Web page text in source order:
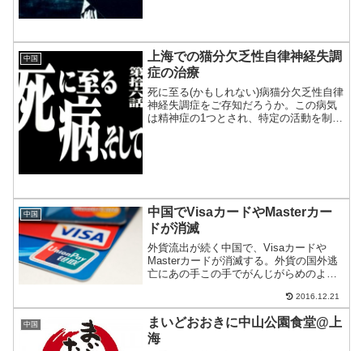
中国
上海での猫分欠乏性自律神経失調
症の治療
死に至る(かもしれない)病猫分欠乏性自律
神経失調症をご存知だろうか。この病気
は精神症の1つとされ、特定の活動を制限
中国
中国でVisaカードやMasterカー
ドが消滅
外貨流出が続く中国で、Visaカードや
Masterカードが消滅する。外貨の国外逃
亡にあの手この手でがんじがらめのよう
2016.12.21
中国
まいどおおきに中山公園食堂@上
海